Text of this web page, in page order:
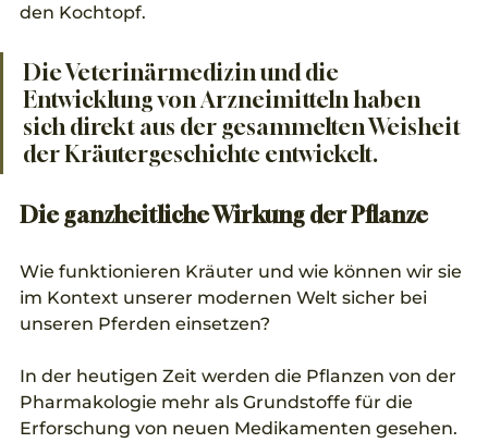
den Kochtopf.
Die Veterinärmedizin und die
Entwicklung von Arzneimitteln haben
sich direkt aus der gesammelten Weisheit
der Kräutergeschichte entwickelt.
Die ganzheitliche Wirkung der Pflanze
Wie funktionieren Kräuter und wie können wir sie
im Kontext unserer modernen Welt sicher bei
unseren Pferden einsetzen?
In der heutigen Zeit werden die Pflanzen von der
Pharmakologie mehr als Grundstoffe für die
Erforschung von neuen Medikamenten gesehen.